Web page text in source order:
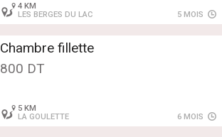
4 KM
LES BERGES DU LAC
5 MOIS
Chambre fillette
800 DT
5 KM
LA GOULETTE
6 MOIS